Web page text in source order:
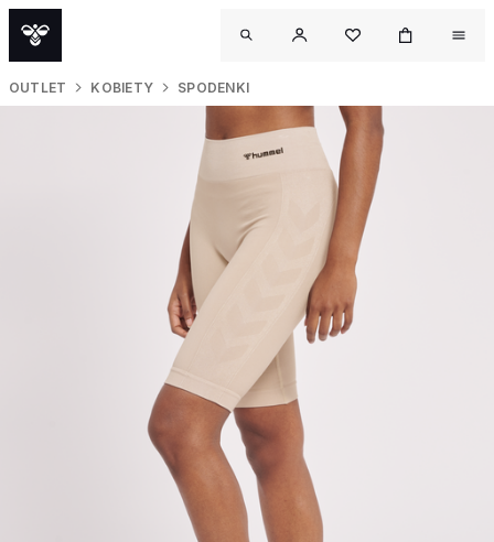
OUTLET KOBIETY SPODENKI